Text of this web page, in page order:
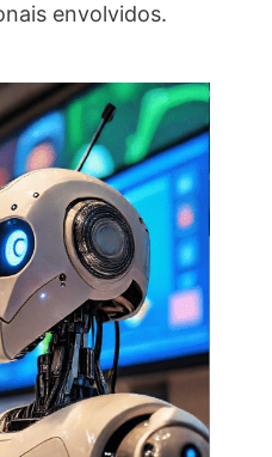
envolvidos.